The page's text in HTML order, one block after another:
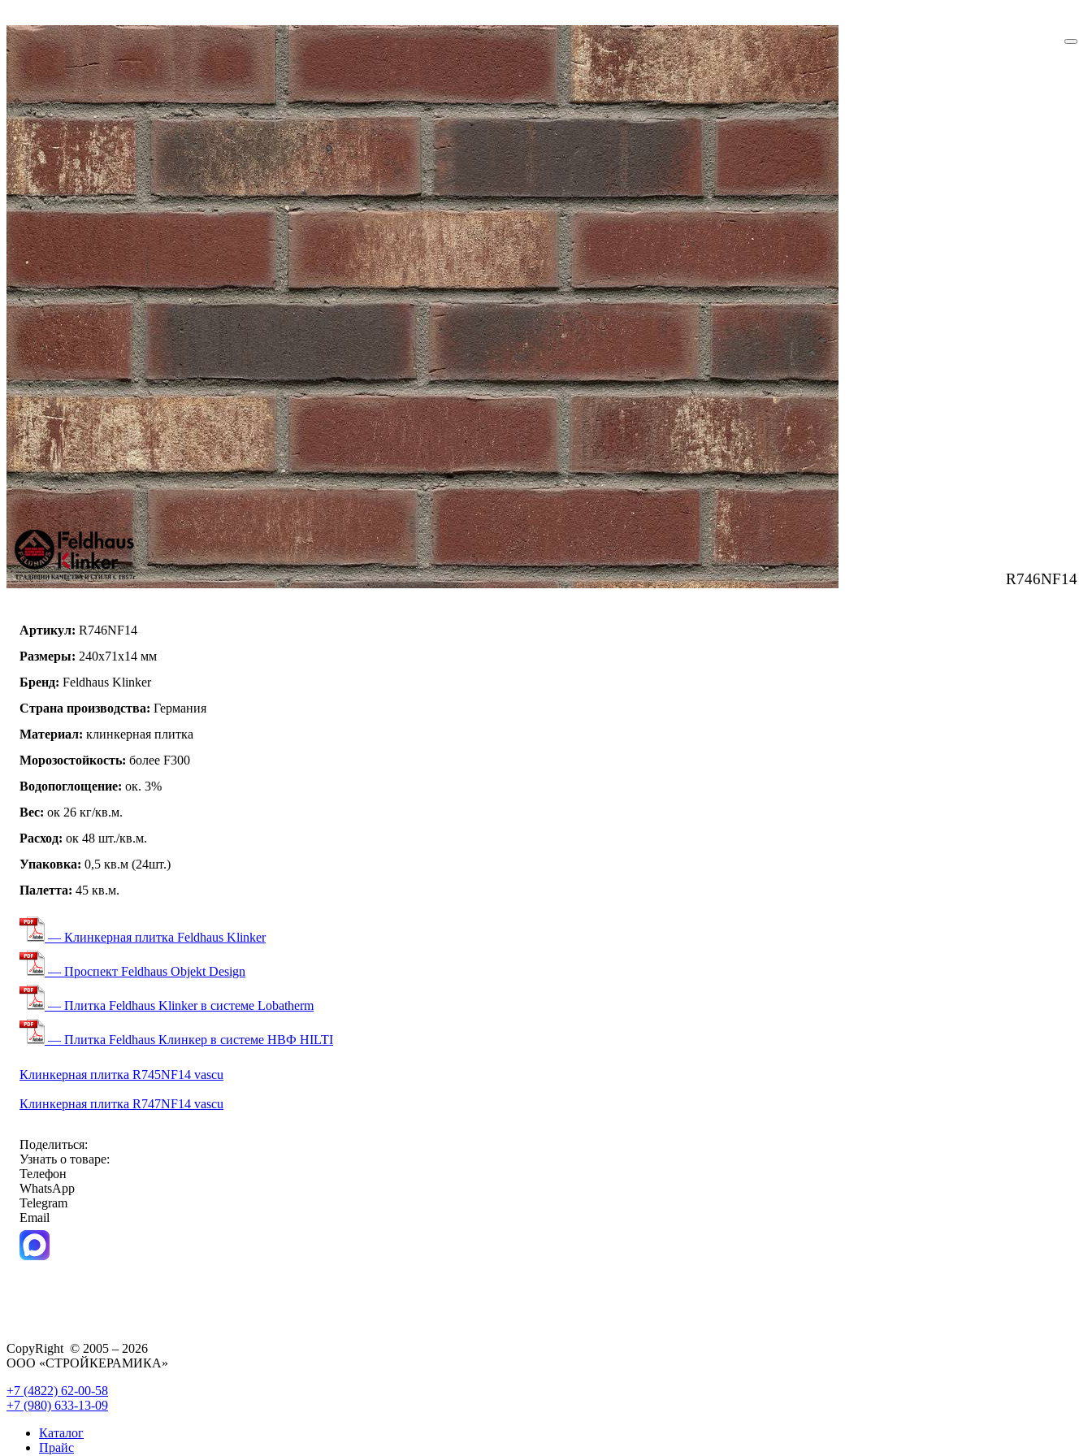
R746NF14
Артикул: R746NF14
Размеры: 240x71x14 мм
Бренд: Feldhaus Klinker
Страна производства: Германия
Материал: клинкерная плитка
Морозостойкость: более F300
Водопоглощение: ок. 3%
Вес: ок 26 кг/кв.м.
Расход: ок 48 шт./кв.м.
Упаковка: 0,5 кв.м (24шт.)
Палетта: 45 кв.м.
— Клинкерная плитка Feldhaus Klinker
— Проспект Feldhaus Objekt Design
— Плитка Feldhaus Klinker в системе Lobatherm
— Плитка Feldhaus Клинкер в системе НВФ HILTI
Клинкерная плитка R745NF14 vascu
Клинкерная плитка R747NF14 vascu
Поделиться:
Узнать о товаре:
Телефон
WhatsApp
Telegram
Email
CopyRight © 2005 – 2026
ООО «СТРОЙКЕРАМИКА»
+7 (4822) 62-00-58
+7 (980) 633-13-09
Каталог
Прайс